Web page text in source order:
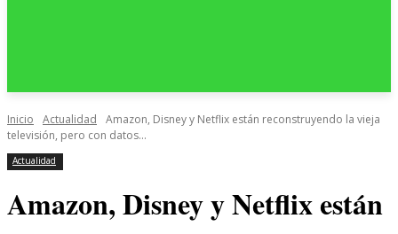
Inicio Actualidad
Amazon, Disney y Netflix están reconstruyendo la vieja
televisión, pero con datos...
Actualidad
Amazon, Disney y Netflix están